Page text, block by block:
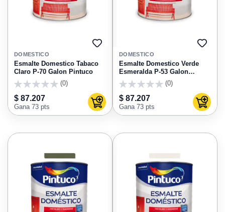
AGREGAR
FAVORITOS
DOMESTICO
Esmalte Domestico Tabaco
Claro P-70 Galon Pintuco
(0)
$ 87.207
Gana 73 pts Agregar al carrito
DOMESTICO
Esmalte Domestico Verde
Esmeralda P-53 Galon
Pintuco
(0)
$ 87.207
Gana 73 pts